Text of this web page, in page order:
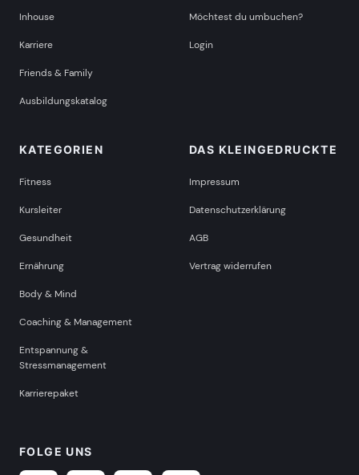
Inhouse
Karriere
Friends & Family
Ausbildungskatalog
Möchtest du umbuchen?
Login
KATEGORIEN
Fitness
Kursleiter
Gesundheit
Ernährung
Body & Mind
Coaching & Management
Entspannung &
Stressmanagement
Karrierepaket
DAS KLEINGEDRUCKTE
Impressum
Datenschutzerklärung
AGB
Vertrag widerrufen
FOLGE UNS